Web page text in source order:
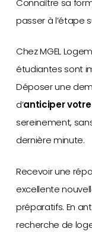
passer à l’étape
Chez MGEL
étudiantes sont
Déposer une
d’anticiper
sereinement,
dernière minute.
Recevoir une
excellente
préparatifs. En
recherche de